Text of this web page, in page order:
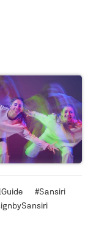
#Sansiri